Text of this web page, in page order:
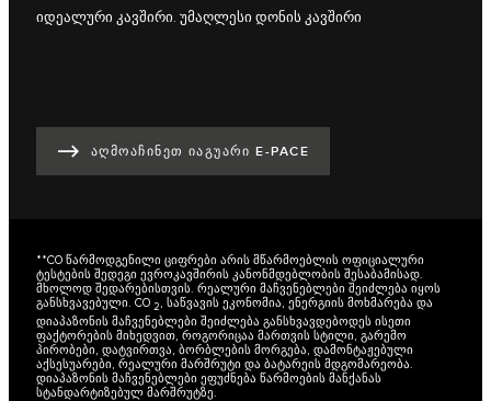
იდეალური კავშირი. უმაღლესი დონის კავშირი
ᲐᲦᲛᲝᲐᲩᲘᲜᲔᲗ ᲘᲐᲒᲣᲐᲠᲘ E-PACE
**CO წარმოდგენილი ციფრები არის მწარმოებლის ოფიციალური
ტესტების შედეგი ევროკავშირის კანონმდებლობის შესაბამისად.
მხოლოდ შედარებისთვის. რეალური მაჩვენებლები შეიძლება იყოს
განსხვავებული. CO 2, საწვავის ეკონომია, ენერგიის მოხმარება და
დიაპაზონის მაჩვენებლები შეიძლება განსხვავდებოდეს ისეთი
ფაქტორების მიხედვით, როგორიცაა მართვის სტილი, გარემო
პირობები, დატვირთვა, ბორბლების მორგება, დამონტაჟებული
აქსესუარები, რეალური მარშრუტი და ბატარეის მდგომარეობა.
დიაპაზონის მაჩვენებლები ეფუძნება წარმოების მანქანას
სტანდარტიზებულ მარშრუტზე.